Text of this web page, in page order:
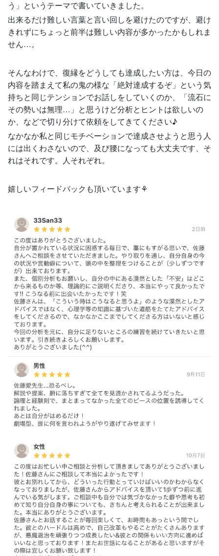
う」というテーマで書いていきました。
出来るだけ難しい言葉と言い回しを避けたのですが、避け
きれずにちょっと前半は難しい内容が多かったかもしれま
せん…。
そんなわけで、復縁をどうしても達成したい方は、今日の
内容を踏まえて私の鬼の様な「絶対達成するぞ」という気
持ちと同じテンションでお話しをしていくのか、「流石に
その勢いは無理…」と思うけど分析とヒントは欲しいの
か、などで切り分けて依頼をしてきてください♪
なかなか私と同じモチベーションで達成させようと思う人
には出くわさないので、及び腰になっても大丈夫です、そ
れはそれです。人それぞれ。
嬉しいフィードバックも頂いています⚘